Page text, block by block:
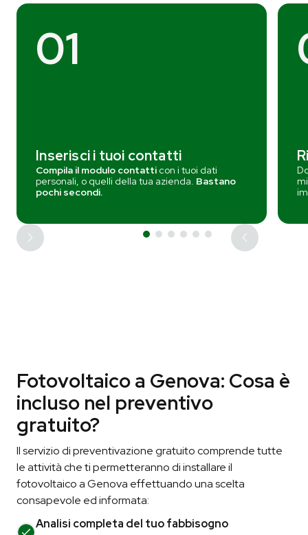
01
Inserisci i tuoi contatti
Compila il modulo contatti con i tuoi dati
personali, o quelli della tua azienda. Bastano
pochi secondi.
Fotovoltaico a Genova: Cosa è
incluso nel preventivo
gratuito?
Il servizio di preventivazione gratuito comprende tutte
le attività che ti permetteranno di installare il
fotovoltaico a Genova effettuando una scelta
consapevole ed informata:
Analisi completa del tuo fabbisogno